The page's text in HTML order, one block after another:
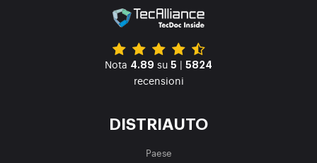
Nota 4.89 su 5 | 5824
recensioni
DISTRIAUTO
Paese